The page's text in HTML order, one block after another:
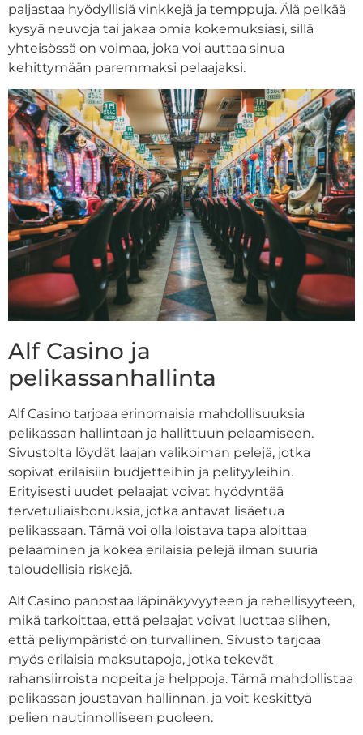
paljastaa hyödyllisiä vinkkejä ja temppuja. Älä pelkää
kysyä neuvoja tai jakaa omia kokemuksiasi, sillä
yhteisössä on voimaa, joka voi auttaa sinua
kehittymään paremmaksi pelaajaksi.
Alf Casino ja
pelikassanhallinta
Alf Casino tarjoaa erinomaisia mahdollisuuksia
pelikassan hallintaan ja hallittuun pelaamiseen.
Sivustolta löydät laajan valikoiman pelejä, jotka
sopivat erilaisiin budjetteihin ja pelityyleihin.
Erityisesti uudet pelaajat voivat hyödyntää
tervetuliaisbonuksia, jotka antavat lisäetua
pelikassaan. Tämä voi olla loistava tapa aloittaa
pelaaminen ja kokea erilaisia pelejä ilman suuria
taloudellisia riskejä.
Alf Casino panostaa läpinäkyvyyteen ja rehellisyyteen,
mikä tarkoittaa, että pelaajat voivat luottaa siihen,
että peliympäristö on turvallinen. Sivusto tarjoaa
myös erilaisia maksutapoja, jotka tekevät
rahansiirroista nopeita ja helppoja. Tämä mahdollistaa
pelikassan joustavan hallinnan, ja voit keskittyä
pelien nautinnolliseen puoleen.